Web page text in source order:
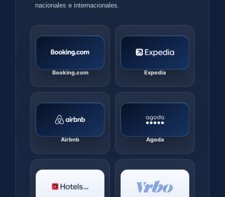
nacionales e internacionales.
Booking.com Expedia
Airbnb Agoda